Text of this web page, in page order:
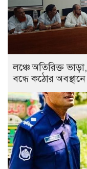
লঞ্চে অতিরিক্ত
বন্ধে কঠোর